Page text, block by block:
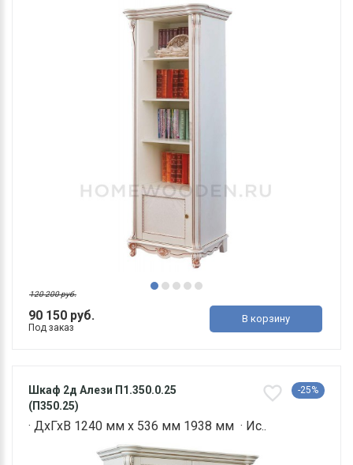
90 150 руб.
120 200 руб.
Под заказ
В корзину
Шкаф 2д Алези П1.350.0.25
(П350.25)
-25%
· ДхГхВ 1240 мм х 536 мм 1938 мм · Ис..